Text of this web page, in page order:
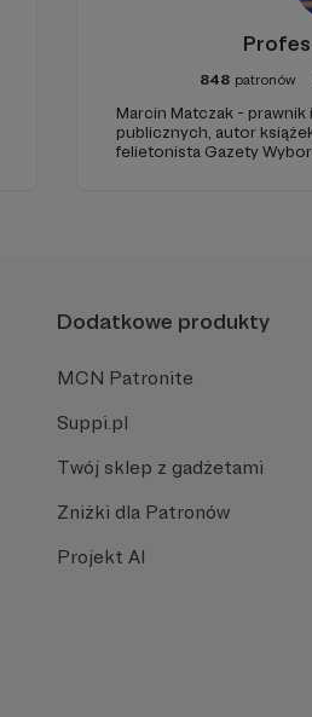
848 patronów
Marcin Matczak -
publicznych, autor
felietonista Gazety
Dodatkowe produkty
MCN Patronite
Suppi.pl
Twój sklep z gadżetami
Zniżki dla Patronów
Projekt AI